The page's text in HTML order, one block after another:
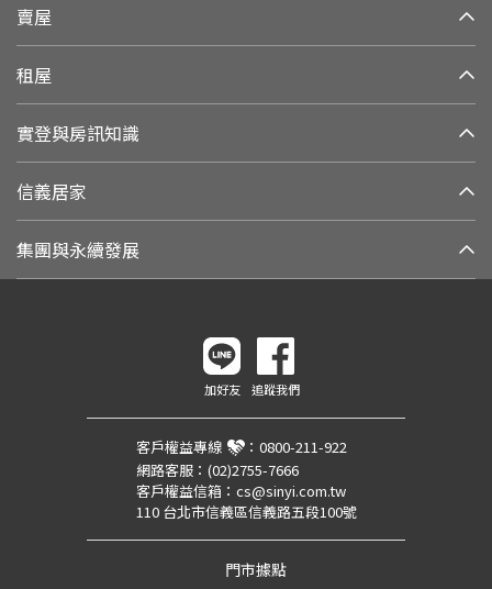
賣屋
租屋
實登與房訊知識
信義居家
集團與永續發展
加好友 追蹤我們
客戶權益專線 ： 0800-211-922
網路客服： (02)2755-7666
客戶權益信箱： cs@sinyi.com.tw
110 台北市信義區信義路五段100號
門市據點